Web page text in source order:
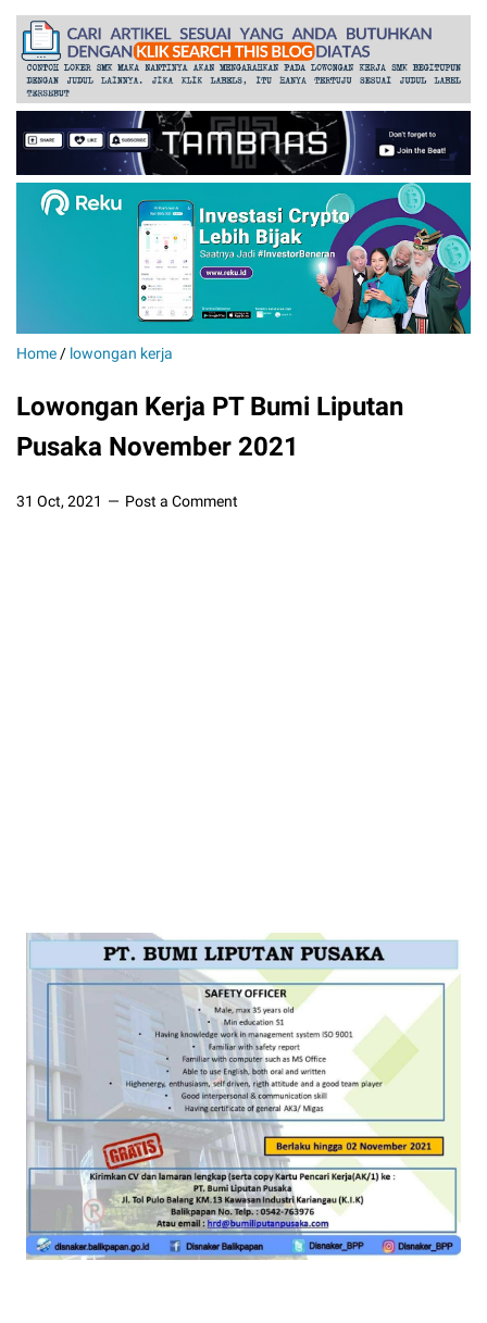
Home / lowongan kerja
Lowongan Kerja PT Bumi Liputan
Pusaka November 2021
31 Oct, 2021 Post a Comment